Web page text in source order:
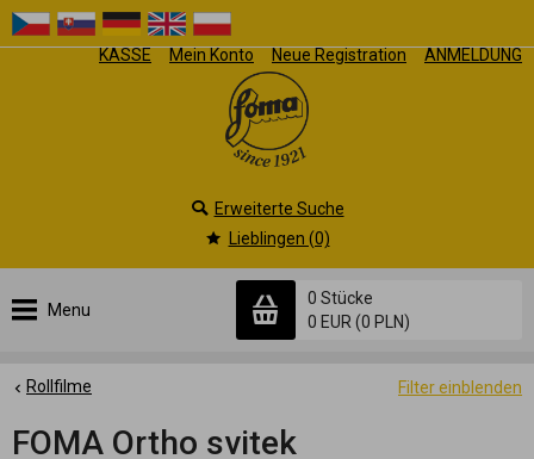
KASSE Mein Konto Neue Registration ANMELDUNG
Menu
0 Stücke
0 EUR (0 PLN)
Erweiterte Suche
Lieblingen (0)
Filter einblenden
Rollfilme
FOMA Ortho svitek